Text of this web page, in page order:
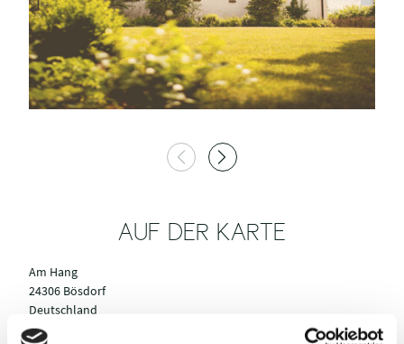
AUF DER KARTE
Am Hang
24306 Bösdorf
Deutschland
Tel.: